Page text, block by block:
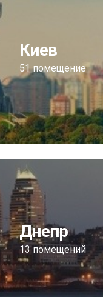
Киев
51 помещение
Днепр
13 помещений